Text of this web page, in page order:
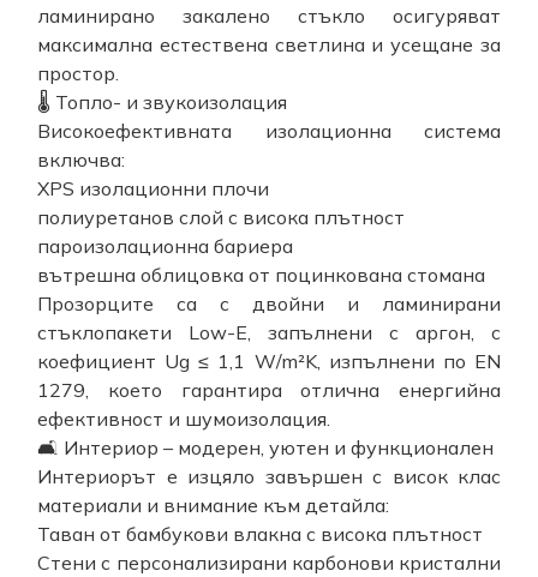
ламинирано закалено стъкло осигуряват
максимална естествена светлина и усещане за
простор.
🌡️ Топло- и звукоизолация
Високоефективната изолационна система
включва:
XPS изолационни плочи
полиуретанов слой с висока плътност
пароизолационна бариера
вътрешна облицовка от поцинкована стомана
Прозорците са с двойни и ламинирани
стъклопакети Low-E, запълнени с аргон, с
коефициент Ug ≤ 1,1 W/m²K, изпълнени по EN
1279, което гарантира отлична енергийна
ефективност и шумоизолация.
🛋️ Интериор – модерен, уютен и функционален
Интериорът е изцяло завършен с висок клас
материали и внимание към детайла:
Таван от бамбукови влакна с висока плътност
Стени с персонализирани карбонови кристални